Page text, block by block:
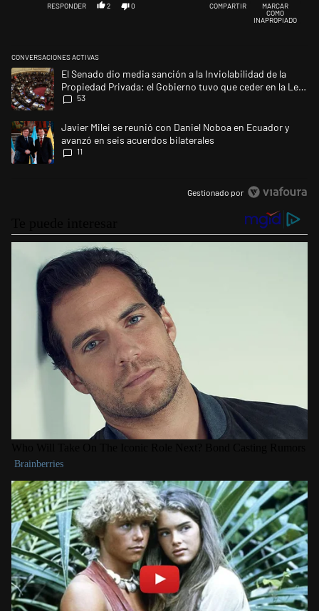
RESPONDER 2 0 COMPARTIR
MARCAR
COMO
INAPROPIADO
CONVERSACIONES ACTIVAS
Este listado muestra los artículos con más comentarios en los últimos
Un artículo de tendencia con el título "El Senado dio media sanción a
El Senado dio media sanción a la Inviolabilidad de la
Propiedad Privada: el Gobierno tuvo que ceder en la Ley
del Manejo del Fuego
53
Un artículo de tendencia con el título "Javier Milei se reunió con
Javier Milei se reunió con Daniel Noboa en Ecuador y
avanzó en seis acuerdos bilaterales
11
Gestionado por